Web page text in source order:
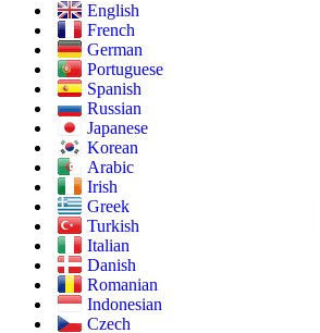
English
French
German
Portuguese
Spanish
Russian
Japanese
Korean
Arabic
Irish
Greek
Turkish
Italian
Danish
Romanian
Indonesian
Czech